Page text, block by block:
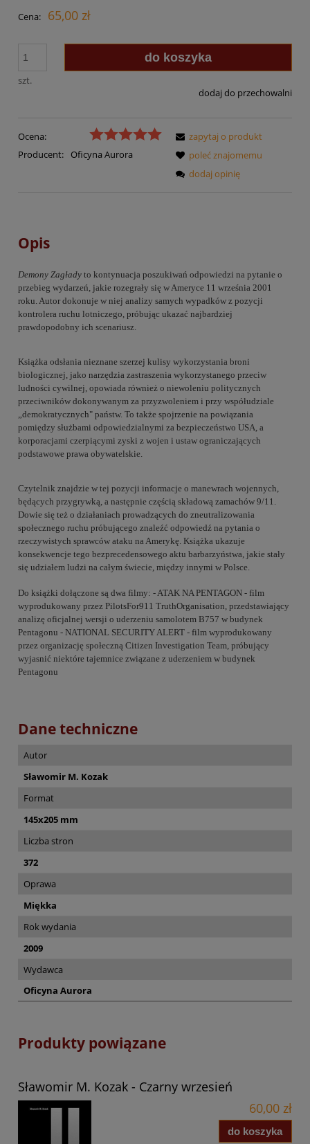
Cena: 65,00 zł
szt.
do koszyka
dodaj do przechowalni
Ocena:
Producent: Oficyna Aurora
zapytaj o produkt
poleć znajomemu
dodaj opinię
Opis
Demony Zagłady to kontynuacja poszukiwań odpowiedzi na pytanie o
przebieg wydarzeń, jakie rozegrały się w Ameryce 11 września 2001
roku. Autor dokonuje w niej analizy samych wypadków z pozycji
kontrolera ruchu lotniczego, próbując ukazać najbardziej
prawdopodobny ich scenariusz.
Książka odsłania nieznane szerzej kulisy wykorzystania broni
biologicznej, jako narzędzia zastraszenia wykorzystanego przeciw
ludności cywilnej, opowiada również o niewoleniu politycznych
przeciwników dokonywanym za przyzwoleniem i przy współudziale
„demokratycznych" państw. To także spojrzenie na powiązania
pomiędzy służbami odpowiedzialnymi za bezpieczeństwo USA, a
korporacjami czerpiącymi zyski z wojen i ustaw ograniczających
podstawowe prawa obywatelskie.
Czytelnik znajdzie w tej pozycji informacje o manewrach wojennych,
będących przygrywką, a następnie częścią składową zamachów 9/11.
Dowie się też o działaniach prowadzących do zneutralizowania
społecznego ruchu próbującego znaleźć odpowiedź na pytania o
rzeczywistych sprawców ataku na Amerykę. Książka ukazuje
konsekwencje tego bezprecedensowego aktu barbarzyństwa, jakie stały
się udziałem ludzi na całym świecie, między innymi w Polsce.
Do książki dołączone są dwa filmy: - ATAK NA PENTAGON - film
wyprodukowany przez PilotsFor911 TruthOrganisation, przedstawiający
analizę oficjalnej wersji o uderzeniu samolotem B757 w budynek
Pentagonu - NATIONAL SECURITY ALERT - film wyprodukowany
przez organizację społeczną Citizen Investigation Team, próbujący
wyjasnić niektóre tajemnice związane z uderzeniem w budynek
Pentagonu
Dane techniczne
Autor
Sławomir M. Kozak
Format
145x205 mm
Liczba stron
372
Oprawa
Miękka
Rok wydania
2009
Wydawca
Oficyna Aurora
Produkty powiązane
Sławomir M. Kozak - Czarny wrzesień
60,00 zł
do koszyka